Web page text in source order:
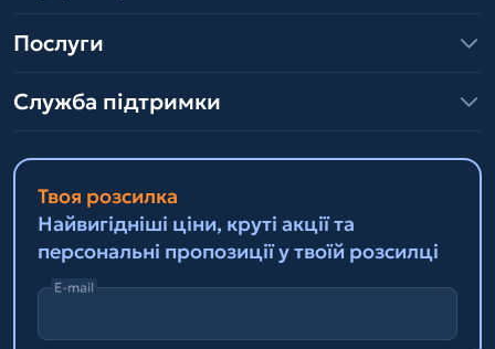
Послуги
Служба підтримки
Твоя розсилка
Найвигідніші ціни, круті акції та
персональні пропозиції у твоїй розсилці
E-mail